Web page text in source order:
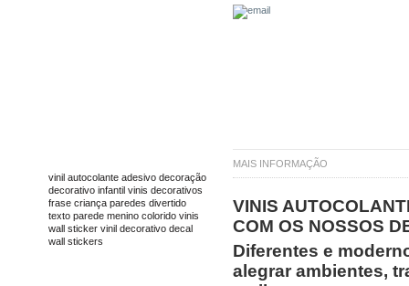
MAIS INFORMAÇÃO
VINIS
COM OS NOSSOS
Diferentes e
alegrar ambientes,
vinil autocolante adesivo decoração
decorativo infantil vinis decorativos
frase criança paredes divertido
texto parede menino colorido vinis
wall sticker vinil decorativo decal
wall stickers